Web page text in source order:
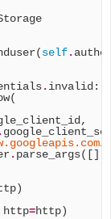
(self.
.invalid :
(
,
.
.parse_args
)
http=http)